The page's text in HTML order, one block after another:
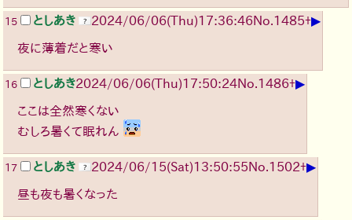
15 としあき 2024/06/06(Thu)17:36:46No.1485+▶
夜に薄着だと寒い
16 としあき2024/06/06(Thu)17:50:24No.1486+▶
ここは全然寒くない
むしろ暑くて眠れん
17 としあき 2024/06/15(Sat)13:50:55No.1502+▶
昼も夜も暑くなった